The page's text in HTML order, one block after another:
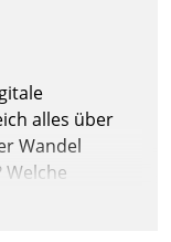
alles über
Wandel